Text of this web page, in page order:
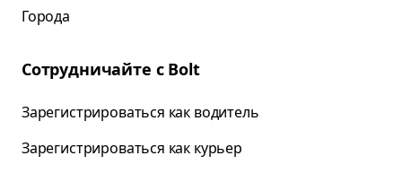
Города
Сотрудничайте с Bolt
Зарегистрироваться как водитель
Зарегистрироваться как курьер